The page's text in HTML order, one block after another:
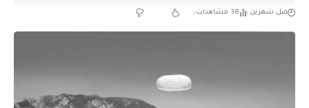
قبل شهرين 38 مشاهدات